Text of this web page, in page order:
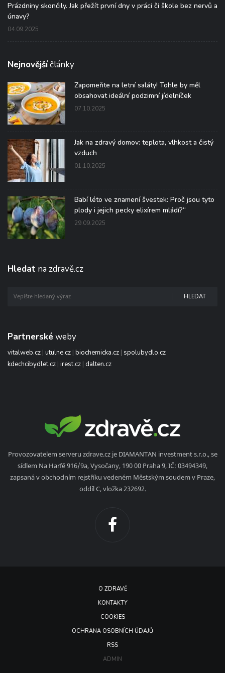
Prázdniny skončily. Jak přežít první dny v práci či škole bez nervů a
únavy?
04.09.2025
Nejnovějšíčlánky
Zapomeňte na letní saláty! Tohle by měl
obsahovat ideální podzimní jídelníček
07.10.2025
Jak na zdravý domov: teplota, vlhkost a čistý
vzduch
01.10.2025
Babí léto ve znamení švestek: Proč jsou tyto
plody i jejich pecky elixírem mládí?“
29.09.2025
Hledat na zdravě.cz
HLEDAT
Partnerské weby
vitalweb.cz | utulne.cz | biochemicka.cz | spolubydlo.cz
kdechcibydlet.cz | irest.cz | dalten.cz
Provozovatelem serveru zdrave.cz je DIAMANTAN investment s.r.o., se
sídlem Na Harfě 916/9a, Vysočany, 190 00 Praha 9, IČ: 03494349,
zapsaná v obchodním rejstříku vedeném Městským soudem v Praze,
oddíl C, vložka 232692.
O ZDRAVĚ
KONTAKTY
COOKIES
OCHRANA OSOBNÍCH ÚDAJŮ
RSS
ADMIN